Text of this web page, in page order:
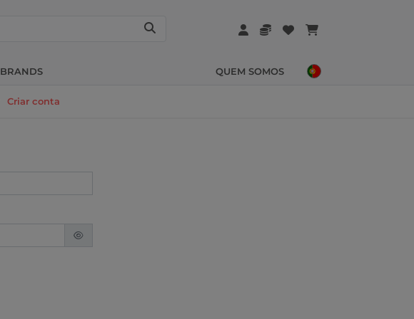
BRANDS QUEM SOMOS
Criar conta